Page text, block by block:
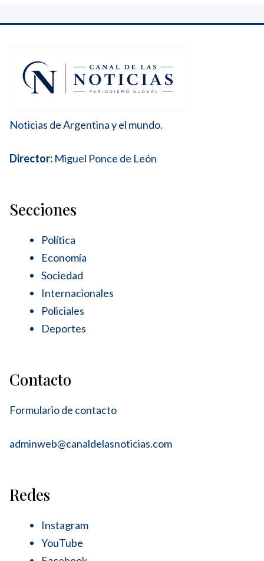
Noticias de Argentina y el mundo.
Director: Miguel Ponce de León
Secciones
Política
Economía
Sociedad
Internacionales
Policiales
Deportes
Contacto
Formulario de contacto
adminweb@canaldelasnoticias.com
Redes
Instagram
YouTube